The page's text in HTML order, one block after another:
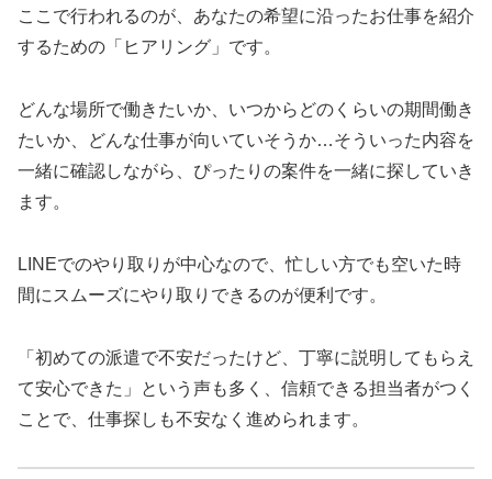
ここで行われるのが、あなたの希望に沿ったお仕事を紹介
するための「ヒアリング」です。
どんな場所で働きたいか、いつからどのくらいの期間働き
たいか、どんな仕事が向いていそうか…そういった内容を
一緒に確認しながら、ぴったりの案件を一緒に探していき
ます。
LINEでのやり取りが中心なので、忙しい方でも空いた時
間にスムーズにやり取りできるのが便利です。
「初めての派遣で不安だったけど、丁寧に説明してもらえ
て安心できた」という声も多く、信頼できる担当者がつく
ことで、仕事探しも不安なく進められます。